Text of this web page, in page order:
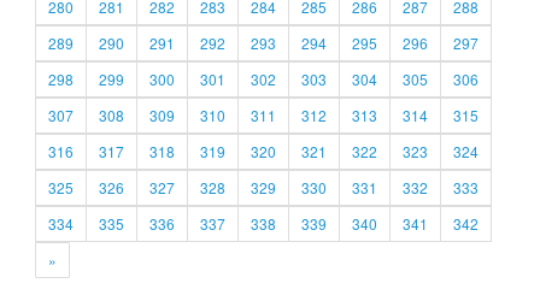
280
281 282 283 284 285 286 287
288
289
290 291 292 293 294 295 296
297
298
299 300 301 302 303 304 305
306
307
308 309 310 311 312 313 314
315
316
317 318 319 320 321 322 323
324
325
326 327 328 329 330 331 332
333
334
335 336 337 338 339 340 341
342
»